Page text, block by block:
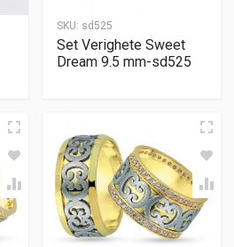
SKU: sd525
Set Verighete Sweet
Dream 9.5 mm-sd525